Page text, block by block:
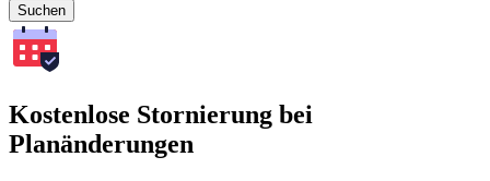
Suchen
Kostenlose Stornierung bei
Planänderungen